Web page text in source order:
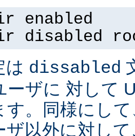
enabled
disabled
は dissabled
ーザに 対して
す。同様にし
ザ以外に対し